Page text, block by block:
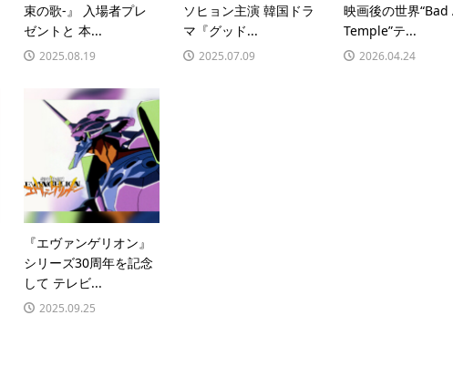
束の歌-』 入場者プレ
ゼントと 本...
2025.08.19
ソヒョン主演 韓国ドラ
マ『グッド...
2025.07.09
映画後の世界“Bad
Temple”テ...
2026.04.24
『エヴァンゲリオン』
シリーズ30周年を記念
して テレビ...
2025.09.25